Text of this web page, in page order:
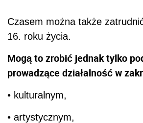
Czasem można także
16. roku życia.
Mogą to zrobić jednak tylko
prowadzące działalność w
• kulturalnym,
• artystycznym,